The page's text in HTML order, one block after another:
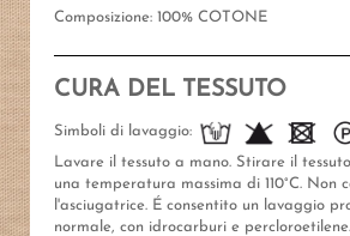
Composizione: 100% COTONE
CURA DEL TESSUTO
Simboli di lavaggio:
Lavare il tessuto a mano. Stirare il
una temperatura massima di 110°C. Non
l'asciugatrice. É consentito un lavaggio
normale, con idrocarburi e percloroetilene.